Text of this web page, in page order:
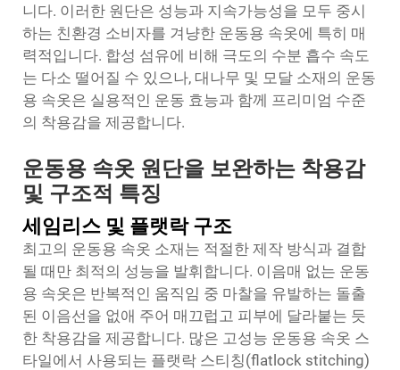
니다. 이러한 원단은 성능과 지속가능성을 모두 중시
하는 친환경 소비자를 겨냥한 운동용 속옷에 특히 매
력적입니다. 합성 섬유에 비해 극도의 수분 흡수 속도
는 다소 떨어질 수 있으나, 대나무 및 모달 소재의 운동
용 속옷은 실용적인 운동 효능과 함께 프리미엄 수준
의 착용감을 제공합니다.
운동용 속옷 원단을 보완하는 착용감
및 구조적 특징
세임리스 및 플랫락 구조
최고의 운동용 속옷 소재는 적절한 제작 방식과 결합
될 때만 최적의 성능을 발휘합니다. 이음매 없는 운동
용 속옷은 반복적인 움직임 중 마찰을 유발하는 돌출
된 이음선을 없애 주어 매끄럽고 피부에 달라붙는 듯
한 착용감을 제공합니다. 많은 고성능 운동용 속옷 스
타일에서 사용되는 플랫락 스티칭(flatlock stitching)